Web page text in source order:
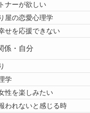
ナーが欲しい
屋の恋愛心理学
せを応援できない
係・自分
学
性を楽しみたい
われないと感じる時